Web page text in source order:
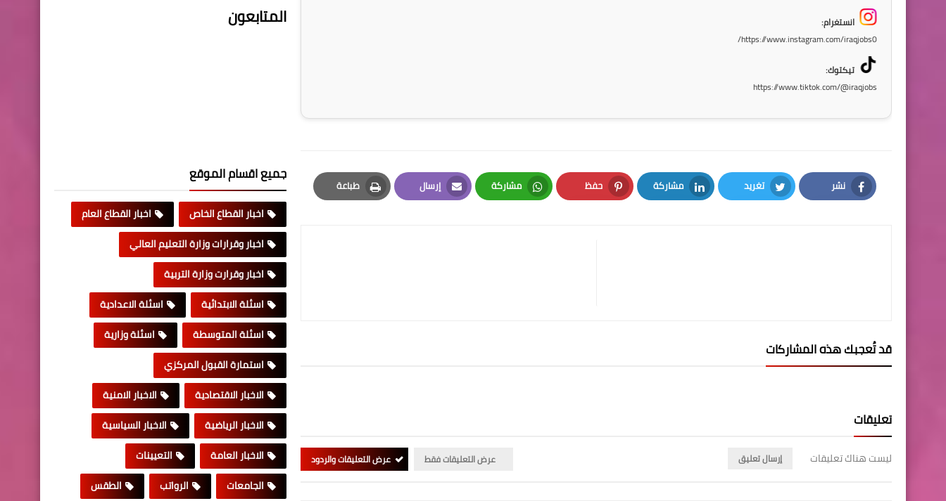
انستغرام:
https://www.instagram.com/iraqjobs0/
تيكتوك:
https://www.tiktok.com/@iraqjobs
نشر
Facebook
تغريد
Twitter
مشاركة
LinkedIn
حفظ
Pinterest
مشاركة
Whatsapp
إرسال
Email
طباعة
Print
قد تُعجبك هذه المشاركات
تعليقات
ليست هناك تعليقات إرسال تعليق عرض التعليقات فقط عرض التعليقات والردود
المتابعون
جميع اقسام الموقع
اخبار القطاع الخاص
اخبار القطاع العام
اخبار وقرارات وزارة التعليم العالي
اخبار وقرارت وزارة التربية
اسئلة الابتدائية
اسئلة الاعدادية
اسئلة المتوسطة
اسئلة وزارية
استمارة القبول المركزي
الاخبار الاقتصادية
الاخبار الامنية
الاخبار الرياضية
الاخبار السياسية
الاخبار العامة
التعيينات
الجامعات
الرواتب الطقس